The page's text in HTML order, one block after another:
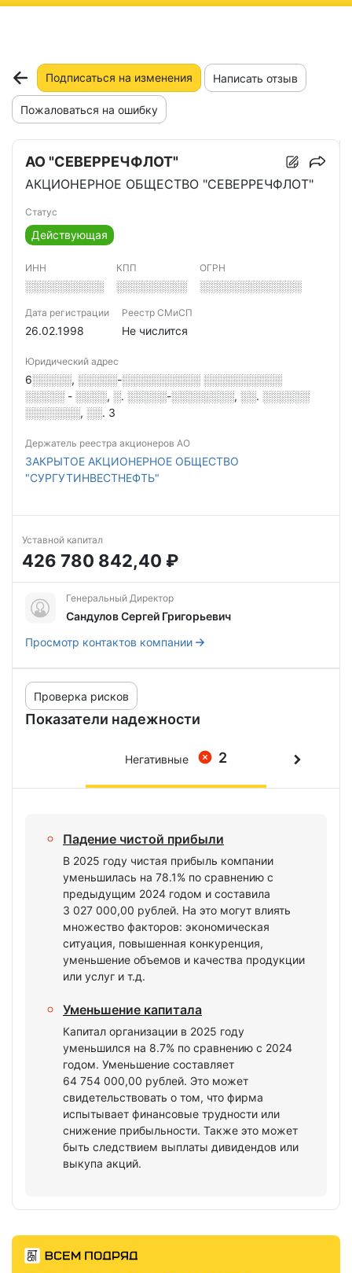
Подписаться на изменения Написать отзыв
Пожаловаться на ошибку
АО "СЕВЕРРЕЧФЛОТ"
АКЦИОНЕРНОЕ ОБЩЕСТВО "СЕВЕРРЕЧФЛОТ"
Статус
Действующая
ИНН
░░░░░░░░░░
КПП
░░░░░░░░░
ОГРН
░░░░░░░░░░░░░
Дата регистрации
26.02.1998
Реестр СМиСП
Не числится
Юридический адрес
6░░░░░, ░░░░░-░░░░░░░░░░ ░░░░░░░░░░
░░░░░ - ░░░░, ░. ░░░░░-░░░░░░░░, ░░. ░░░░░░
░░░░░░░, ░░. 3
Держатель реестра акционеров АО
ЗАКРЫТОЕ АКЦИОНЕРНОЕ ОБЩЕСТВО
"СУРГУТИНВЕСТНЕФТЬ"
Уставной капитал
426 780 842,40 ₽
Генеральный Директор
Сандулов Сергей Григорьевич
Просмотр контактов компании
Показатели надежности
Проверка рисков
2
Негативные
Падение чистой прибыли
В 2025 году чистая прибыль компании
уменьшилась на 78.1% по сравнению с
предыдущим 2024 годом и составила
3 027 000,00 рублей. На это могут влиять
множество факторов: экономическая
ситуация, повышенная конкуренция,
уменьшение объемов и качества продукции
или услуг и т.д.
Уменьшение капитала
Капитал организации в 2025 году
уменьшился на 8.7% по сравнению с 2024
годом. Уменьшение составляет
64 754 000,00 рублей. Это может
свидетельствовать о том, что фирма
испытывает финансовые трудности или
снижение прибыльности. Также это может
быть следствием выплаты дивидендов или
выкупа акций.